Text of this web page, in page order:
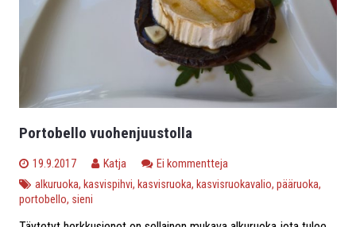
Portobello vuohenjuustolla
19.9.2017 Katja
Ei kommentteja
alkuruoka, kasvispihvi, kasvisruoka, kasvisruokavalio, pääruoka,
portobello, sieni